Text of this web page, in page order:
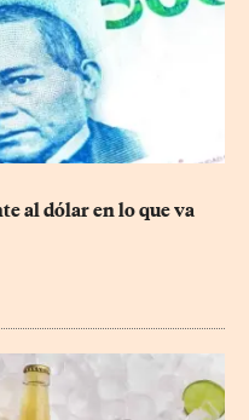
al dólar en lo que va